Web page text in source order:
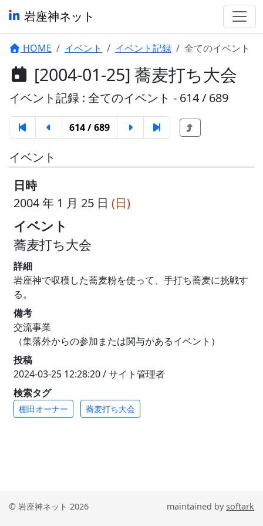
岩座神ネット
HOME イベント イベント記録 全てのイベント
[2004-01-25] 蕎麦打ち大会
イベント記録 : 全てのイベント - 614 / 689
614 / 689
イベント
日時
2004 年 1 月 25 日 (日)
イベント
蕎麦打ち大会
詳細
岩座神で収穫した蕎麦粉を使って、手打ち蕎麦に挑戦す
る。
備考
交流事業
（集落外からの参加または関与があるイベント）
投稿
2024-03-25 12:28:20 / サイト管理者
検索タグ
棚田オーナー 蕎麦打ち大会
© 岩座神ネット 2026 maintained bysoftark